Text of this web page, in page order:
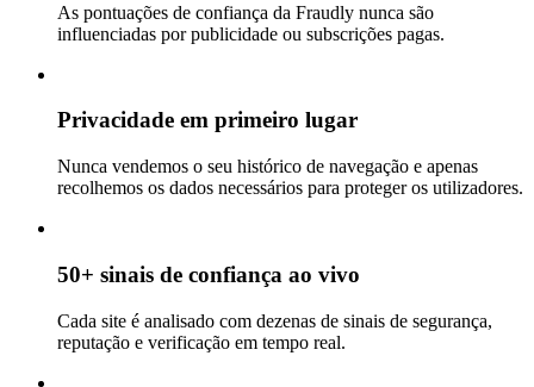
As pontuações de confiança da Fraudly nunca são
influenciadas por publicidade ou subscrições pagas.
Privacidade em primeiro lugar
Nunca vendemos o seu histórico de navegação e apenas
recolhemos os dados necessários para proteger os utilizadores.
50+ sinais de confiança ao vivo
Cada site é analisado com dezenas de sinais de segurança,
reputação e verificação em tempo real.